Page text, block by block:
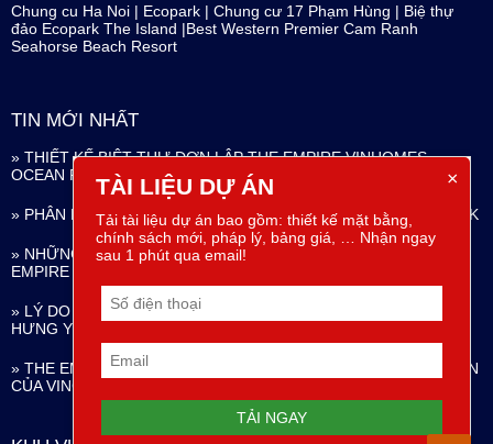
Chung cu Ha Noi | Ecopark | Chung cư 17 Phạm Hùng | Biệ thự
đảo Ecopark The Island |Best Western Premier Cam Ranh
Seahorse Beach Resort
TIN MỚI NHẤT
» THIẾT KẾ BIỆT THỰ ĐƠN LẬP THE EMPIRE VINHOMES
OCEAN PARK
» PHÂN KHU NGỌC TRAI THE EMPIRE VINHOMES OCEAN PARK
» NHỮNG ĐẶC QUYỀN SỐNG GIỮA KỲ QUAN ĐÔ THỊ THE
EMPIRE VINHOMES OCEAN PARK
» LÝ DO NÊN CHỌN THE EMPIRE VINHOMES OCEAN PARK
HƯNG YÊN
» THE EMPIRE VINHOMES OCEAN PARK – SẢN PHẨM ĐẦU TIÊN
CỦA VINGROUP TẠI HƯNG YÊN
TÀI LIỆU DỰ ÁN
Tải tài liệu dự án bao gồm: thiết kế mặt bằng,
chính sách mới, pháp lý, bảng giá, … Nhận ngay
sau 1 phút qua email!
×